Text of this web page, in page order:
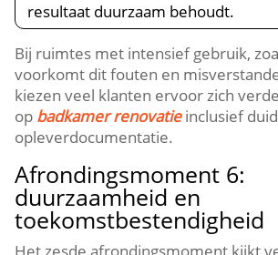
resultaat duurzaam behoudt.​
Bij ruimtes met intensief gebruik,
voorkomt dit fouten en
kiezen veel klanten ervoor zich
op badkamer renovatieinclusief
opleverdocumentatie.​
Afrondingsmoment 6:
duurzaamheid en
toekomstbestendigheid